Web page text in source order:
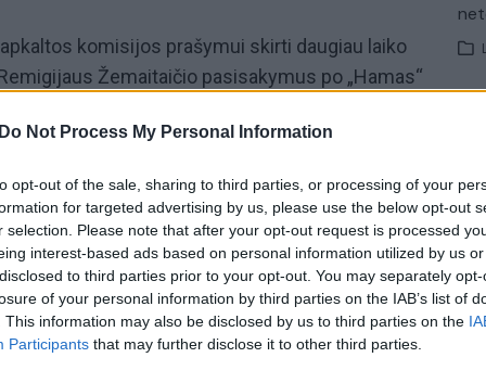
Do Not Process My Personal Information
opt-out of the sale, sharing to third parties, or processing of your
for targeted advertising by us, please use the below opt-out
selection. Please note that after your opt-out request is processed
interest-based ads based on personal information utilized by us
to third parties prior to your opt-out. You may separately
of your personal information by third parties on the IAB’s list of
This information may also be disclosed by us to third parties on the
Participants that may further disclose it to other third parties.
komisijos prašymui skirti daugiau laiko
Žemaitaičio pasisakymus po „Hamas“
tyrimo komisijos posėdį Demokratų sąjungos
pasiūlė išklausyti daugiau ekspertų.
T. Tomilinas pasisakė laidoje „Nauja
dieną 13 val. per „Lietuvos ryto“ televiziją ir
Remigijus Žemaitaitis antisemitizmas